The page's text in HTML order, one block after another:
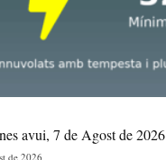
avui, 7 de Agost de 2026
de 2026